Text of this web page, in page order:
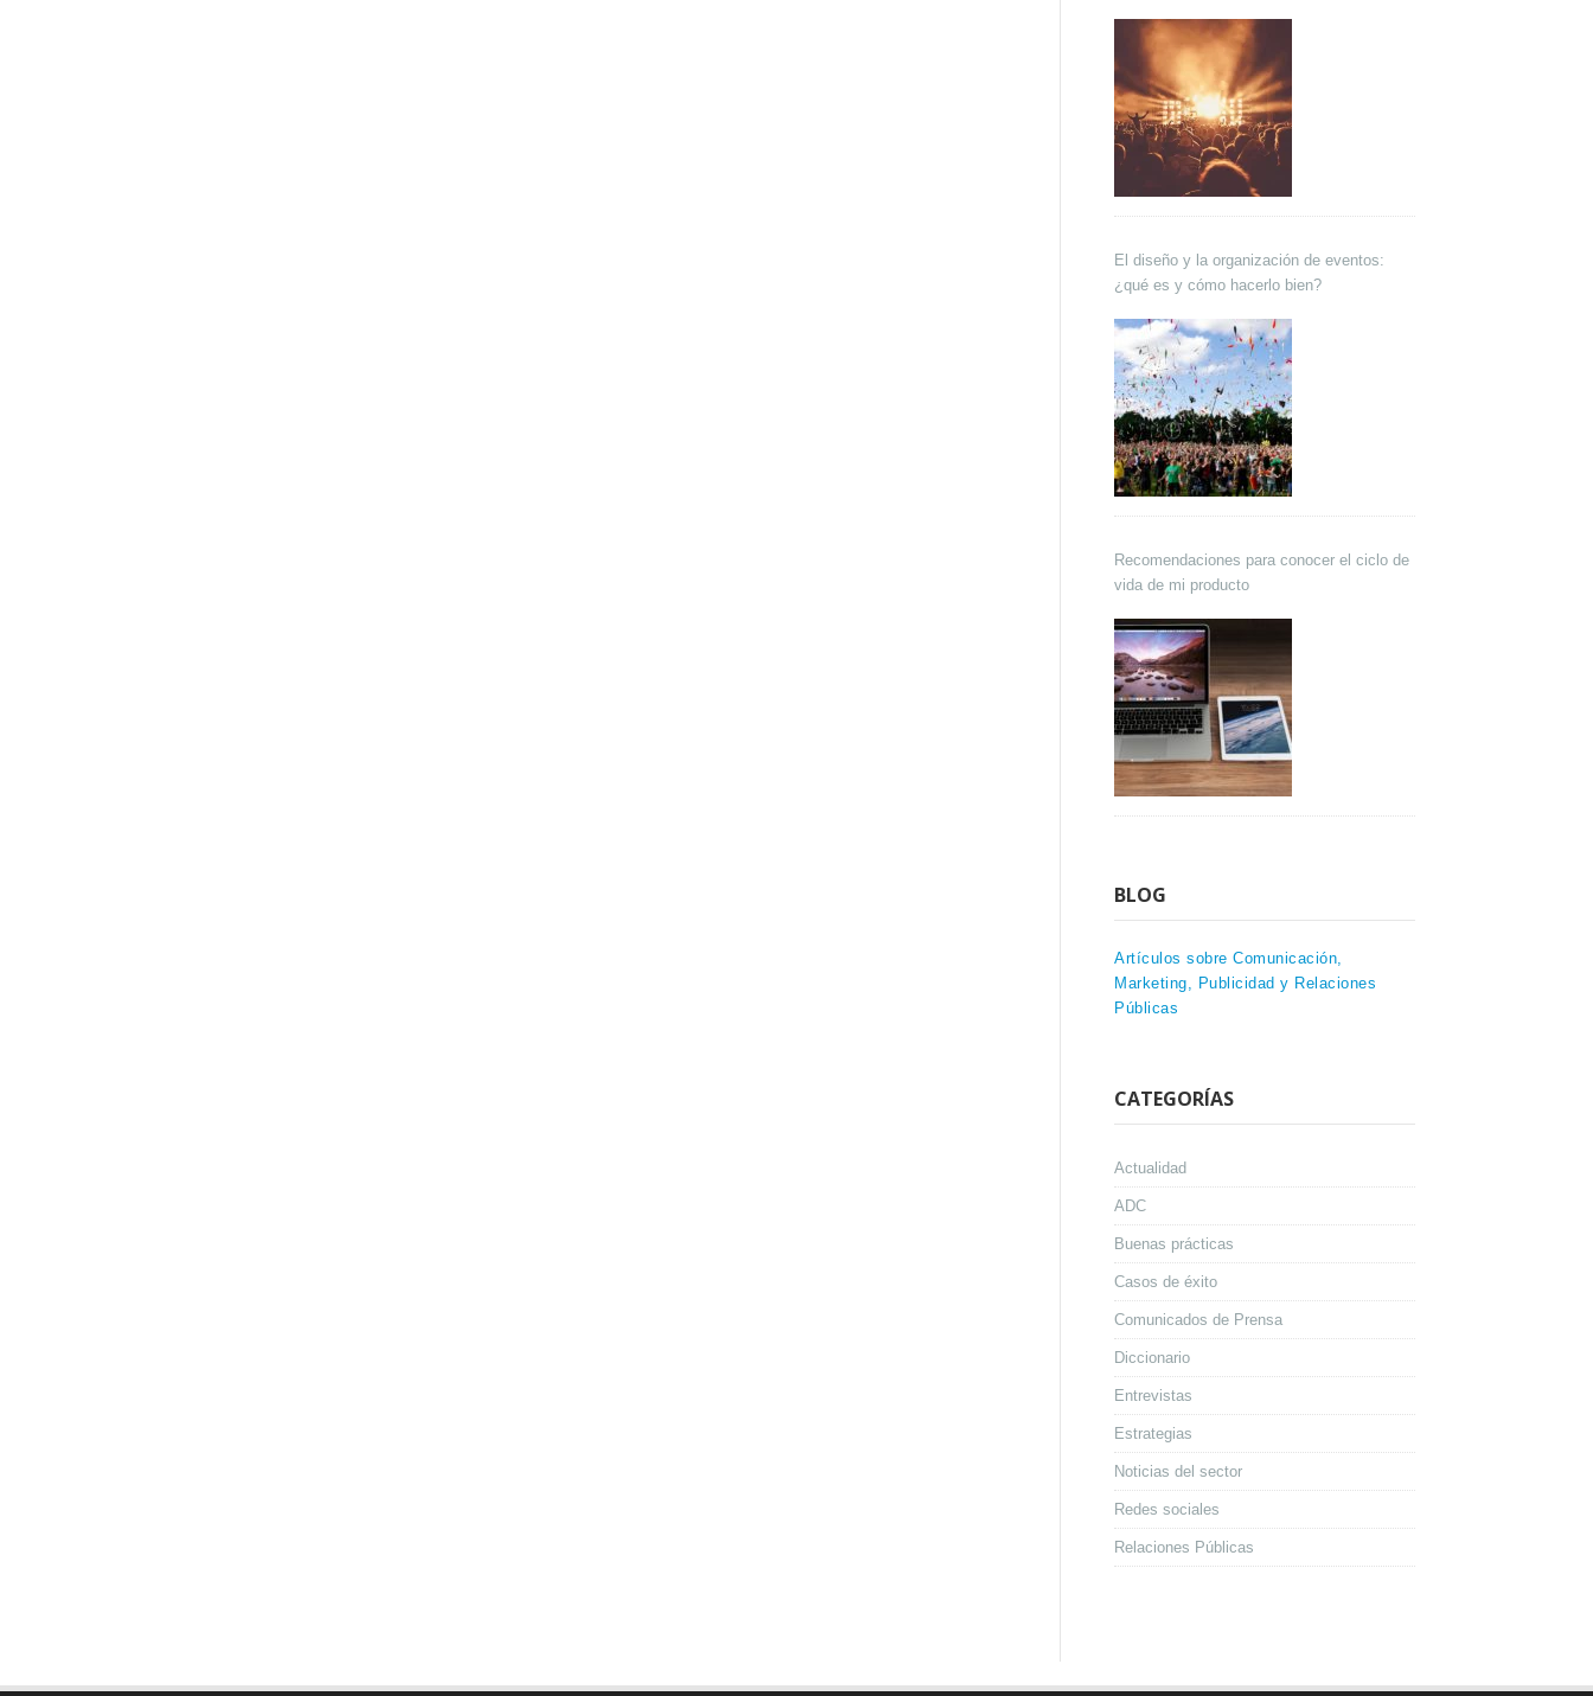
El diseño y la organización de eventos:
¿qué es y cómo hacerlo bien?
Recomendaciones para conocer el ciclo de
vida de mi producto
BLOG
Artículos sobre Comunicación,
Marketing, Publicidad y Relaciones
Públicas
CATEGORÍAS
Actualidad
ADC
Buenas prácticas
Casos de éxito
Comunicados de Prensa
Diccionario
Entrevistas
Estrategias
Noticias del sector
Redes sociales
Relaciones Públicas